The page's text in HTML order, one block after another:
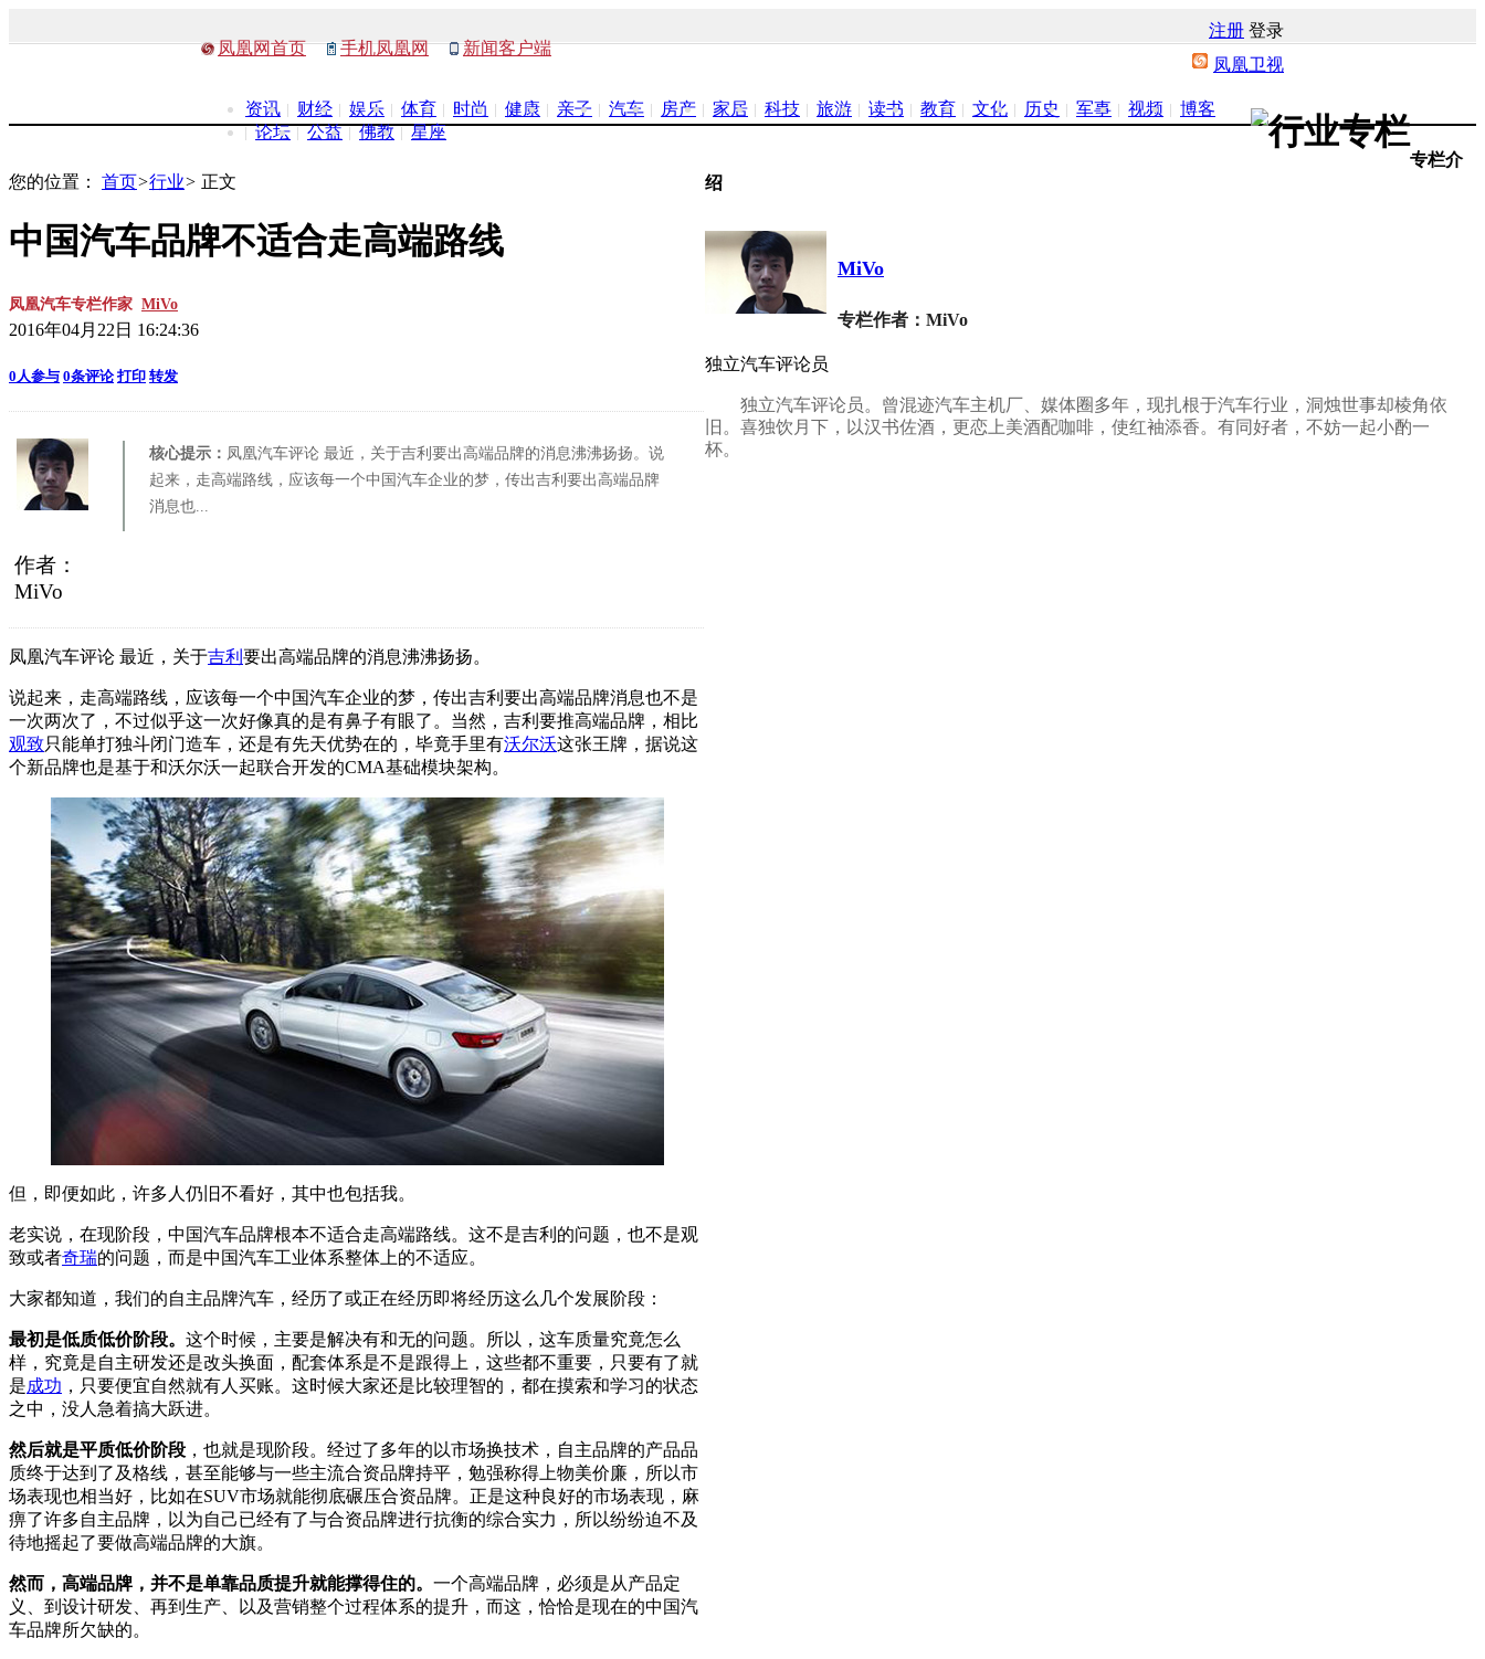
凤凰网首页 手机凤凰网 新闻客户端
注册 登录
凤凰卫视
资讯 财经 娱乐 体育 时尚 健康 亲子 汽车 房产 家居 科技 旅游 读书 教育 文化 历史 军事 视频
博客
论坛
公益 佛教 星座
您的位置： 首页>行业> 正文
中国汽车品牌不适合走高端路线
凤凰汽车专栏作家 MiVo
2016年04月22日 16:24:36
0 人参与 0条评论 打印 转发
作者：
MiVo
核心提示： 凤凰汽车评论 最近，关于吉利要出高端品牌的消息沸沸扬扬。说
起来，走高端路线，应该每一个中国汽车企业的梦，传出吉利要出高端品牌
消息也...
凤凰汽车评论 最近，关于吉利 要出高端品牌的消息沸沸扬扬。
说起来，走高端路线，应该每一个中国汽车企业的梦，传出吉利要出高端品牌消息也不是
一次两次了，不过似乎这一次好像真的是有鼻子有眼了。当然，吉利要推高端品牌，相比
观致只能单打独斗闭门造车，还是有先天优势在的，毕竟手里有沃尔沃这张王牌，据说这
个新品牌也是基于和沃尔沃一起联合开发的CMA基础模块架构。
但，即便如此，许多人仍旧不看好，其中也包括我。
老实说，在现阶段，中国汽车品牌根本不适合走高端路线。这不是吉利的问题，也不是观
致或者奇瑞的问题，而是中国汽车工业体系整体上的不适应。
大家都知道，我们的自主品牌汽车，经历了或正在经历即将经历这么几个发展阶段：
最初是低质低价阶段。 这个时候，主要是解决有和无的问题。所以，这车质量究竟怎么
样，究竟是自主研发还是改头换面，配套体系是不是跟得上，这些都不重要，只要有了就
是成功 ，只要便宜自然就有人买账。这时候大家还是比较理智的，都在摸索和学习的状态
之中，没人急着搞大跃进。
然后就是平质低价阶段 ，也就是现阶段。经过了多年的以市场换技术，自主品牌的产品品
质终于达到了及格线，甚至能够与一些主流合资品牌持平，勉强称得上物美价廉，所以市
场表现也相当好，比如在SUV市场就能彻底碾压合资品牌。正是这种良好的市场表现，麻
痹了许多自主品牌，以为自己已经有了与合资品牌进行抗衡的综合实力，所以纷纷迫不及
待地摇起了要做高端品牌的大旗。
然而，高端品牌，并不是单靠品质提升就能撑得住的。 一个高端品牌，必须是从产品定
义、到设计研发、再到生产、以及营销整个过程体系的提升，而这，恰恰是现在的中国汽
车品牌所欠缺的。
专栏介
绍
MiVo
专栏作者：MiVo
独立汽车评论员
独立汽车评论员。曾混迹汽车主机厂、媒体圈多年，现扎根于汽车行业，洞烛世事却棱角依
旧。喜独饮月下，以汉书佐酒，更恋上美酒配咖啡，使红袖添香。有同好者，不妨一起小酌一
杯。